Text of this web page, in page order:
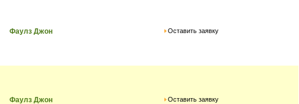
Фаулз Джон Оставить заявку
Фаулз Джон Оставить заявку